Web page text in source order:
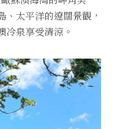
太平洋的遼闊景觀，
冷泉享受清涼。